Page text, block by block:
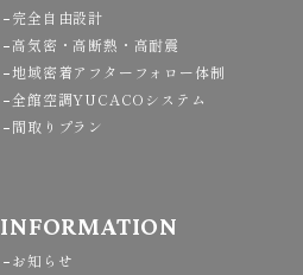
完全自由設計
高気密・高断熱・高耐震
地域密着アフターフォロー体制
全館空調YUCACOシステム
間取りプラン
INFORMATION
お知らせ